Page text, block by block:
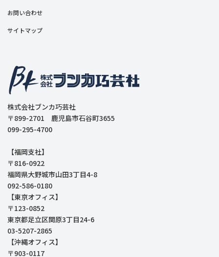
お問い合わせ
サイトマップ
株式会社ブンカ巧芸社
〒899-2701 鹿児島市石谷町3655
099-295-4700
【福岡支社】
〒816-0922
福岡県大野城市山田3丁目4-8
092-586-0180
【東京オフィス】
〒123-0852
東京都足立区関原3丁目24-6
03-5207-2865
【沖縄オフィス】
〒903-0117